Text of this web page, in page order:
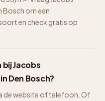
Bosch om een
en check gratis op
Jacobs
Den Bosch?
de website of telefoon. Of